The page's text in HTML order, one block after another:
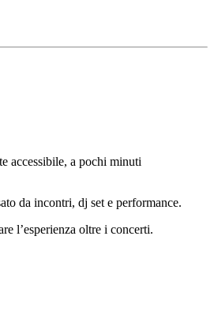
accessibile, a pochi minuti
da incontri, dj set e performance.
l’esperienza oltre i concerti.